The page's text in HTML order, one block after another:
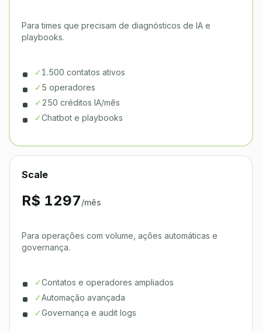
Para times que precisam de diagnósticos de IA e
playbooks.
✓1.500 contatos ativos
✓5 operadores
✓250 créditos IA/mês
✓Chatbot e playbooks
Scale
R$ 1297/mês
Para operações com volume, ações automáticas e
governança.
✓Contatos e operadores ampliados
✓Automação avançada
✓Governança e audit logs